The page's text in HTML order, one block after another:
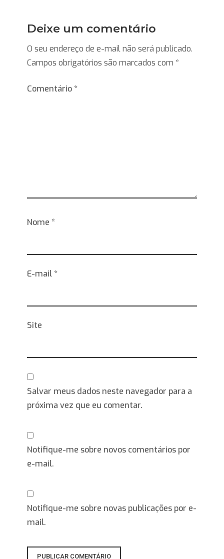
Deixe um comentário
O seu endereço de e-mail não será publicado.
Campos obrigatórios são marcados com *
Comentário*
Nome *
E-mail*
Site
Salvar meus dados neste navegador para a
próxima vez que eu comentar.
Notifique-me sobre novos comentários por
e-mail.
Notifique-me sobre novas publicações por e-
mail.